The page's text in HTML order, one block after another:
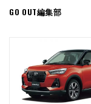
GO OUT編集部